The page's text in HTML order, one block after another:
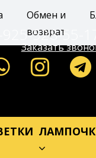
Обмен и
возврат
925-528-55-17
Заказать